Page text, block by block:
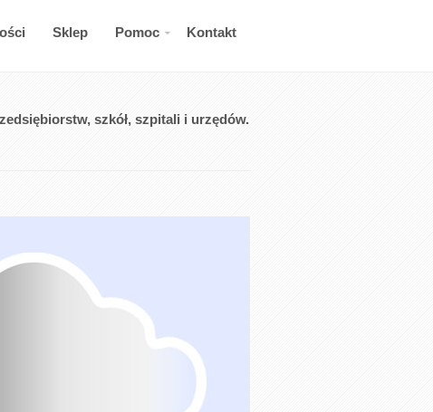
Sklep Pomoc Kontakt
szkół, szpitali i urzędów.